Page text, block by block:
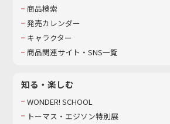
商品検索
発売カレンダー
キャラクター
商品関連サイト・SNS一覧
知る・楽しむ
WONDER! SCHOOL
トーマス・エジソン特別展